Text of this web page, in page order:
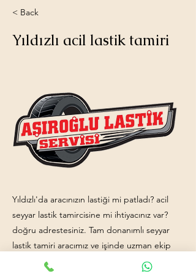
< Back
Yıldızlı acil lastik tamiri
Yıldızlı'da aracınızın lastiği mi patladı? acil
seyyar lastik tamircisine mi ihtiyacınız var?
doğru adrestesiniz. Tam donanımlı seyyar
lastik tamiri aracımız ve işinde uzman ekip
arkadaşlarımızla hizmetinizdeyiz. İletişim: